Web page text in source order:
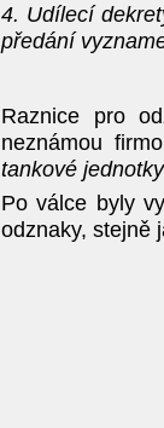
4. Udílecí
předání
Raznice pro
neznámou
tankové
Po válce byly
odznaky, stejně